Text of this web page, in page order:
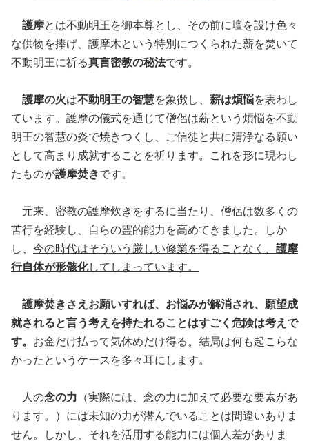
護摩とは不動明王を御本尊とし、その前に壇を設け色々
な供物を捧げ、護摩木という特別につくられた薪を焚いて
不動明王に祈る真言密教の秘法です。
護摩の火は不動明王の智慧を象徴し、 薪は煩悩を表わし
ています。護摩の儀式を通じて僧侶は薪という煩悩を不動
明王の智慧の炎で焼きつくし、ご信徒と共に清浄なる願い
として高まり成就することを祈ります。これを形に現わし
たものが護摩焚きです。
元来、密教の護摩炊きをするに当たり、僧侶は数多くの
苦行を経験し、自らの霊的能力を高めてきました。しか
し、 今の時代はそういう厳しい修業を得ることなく、 護摩
行自体が形骸化してしまっています。
護摩焚きさえお願いすれば、お悩みが解消され、願望成
就されると言う考えを持たれることはすごく危険は考えで
す。 お金だけ払って気休めだけ得る。結局は何も起こらな
かったというケースを多々耳にします。
人の念の力 （実際には、念の力に加えて必要な要素があ
ります。）には未知の力が潜んでいることは間違いありま
せん。しかし、それを活用する能力には個人差がありま